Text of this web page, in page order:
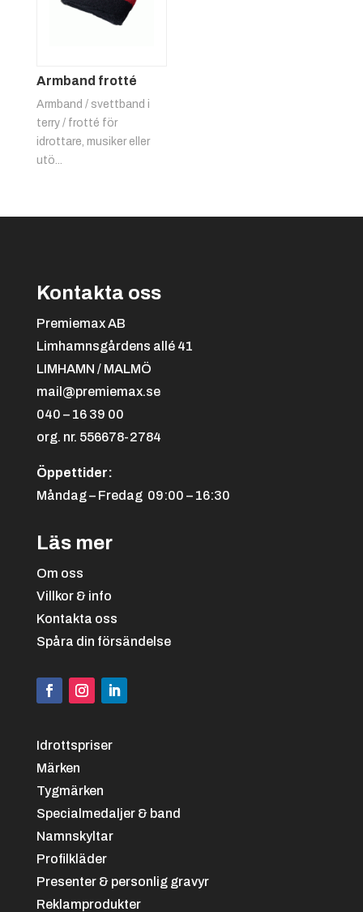
Armband frotté
Armband / svettband i
terry / frotté för
idrottare, musiker eller
utö...
Kontakta oss
Premiemax AB
Limhamnsgårdens allé 41
LIMHAMN / MALMÖ
mail@premiemax.se
040 – 16 39 00
org. nr. 556678-2784
Öppettider:
Måndag – Fredag 09:00 – 16:30
Läs mer
Om oss
Villkor & info
Kontakta oss
Spåra din försändelse
Idrottspriser
Märken
Tygmärken
Specialmedaljer & band
Namnskyltar
Profilkläder
Presenter & personlig gravyr
Reklamprodukter